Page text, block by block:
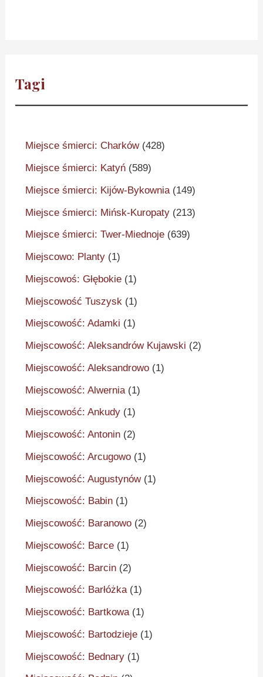
Tagi
Miejsce śmierci: Charków(428)
Miejsce śmierci: Katyń (589)
Miejsce śmierci: Kijów-Bykownia (149)
Miejsce śmierci: Mińsk-Kuropaty (213)
Miejsce śmierci: Twer-Miednoje (639)
Miejscowo: Planty (1)
Miejscowoś: Głębokie (1)
Miejscowość Tuszysk (1)
Miejscowość: Adamki (1)
Miejscowość: Aleksandrów Kujawski (2)
Miejscowość: Aleksandrowo (1)
Miejscowość: Alwernia (1)
Miejscowość: Ankudy (1)
Miejscowość: Antonin (2)
Miejscowość: Arcugowo (1)
Miejscowość: Augustynów(1)
Miejscowość: Babin (1)
Miejscowość: Baranowo (2)
Miejscowość: Barce (1)
Miejscowość: Barcin (2)
Miejscowość: Barłóżka(1)
Miejscowość: Bartkowa(1)
Miejscowość: Bartodzieje (1)
Miejscowość: Bednary (1)